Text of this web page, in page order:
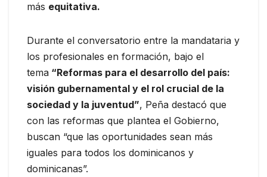
más equitativa.
Durante el conversatorio entre la mandataria y
los profesionales en formación, bajo el
tema “Reformas para el desarrollo del país:
visión gubernamental y el rol crucial de la
sociedad y la juventud”, Peña destacó que
con las reformas que plantea el Gobierno,
buscan “que las oportunidades sean más
iguales para todos los dominicanos y
dominicanas”.